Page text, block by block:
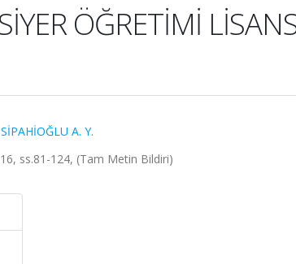
ÖĞRETİMİ
SİPAHİOĞLU A. Y.
ss.81-124, (Tam Metin Bildiri)